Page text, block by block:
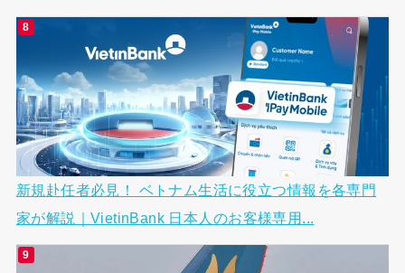
新規赴任者必見！ ベトナム生活に役立つ情報を各専門
家が解説｜VietinBank 日本人のお客様専用...